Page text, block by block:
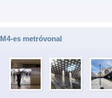
M4-es metróvonal